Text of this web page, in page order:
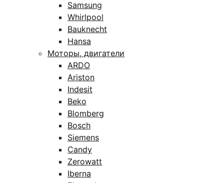
Samsung
Whirlpool
Bauknecht
Hansa
Моторы, двигатели
ARDO
Ariston
Indesit
Beko
Blomberg
Bosch
Siemens
Candy
Zerowatt
Iberna